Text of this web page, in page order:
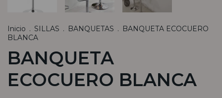
Inicio . SILLAS . BANQUETAS . BANQUETA ECOCUERO
BLANCA
BANQUETA
ECOCUERO BLANCA